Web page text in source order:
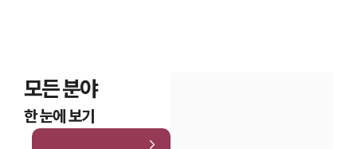
모든 분야
한 눈에 보기